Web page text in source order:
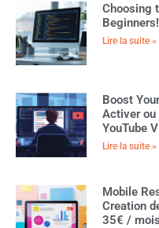
Choosing
Lire la suite »
Boost
Activer ou
YouTube
Lire la suite »
Mobile
Creation
35€ /